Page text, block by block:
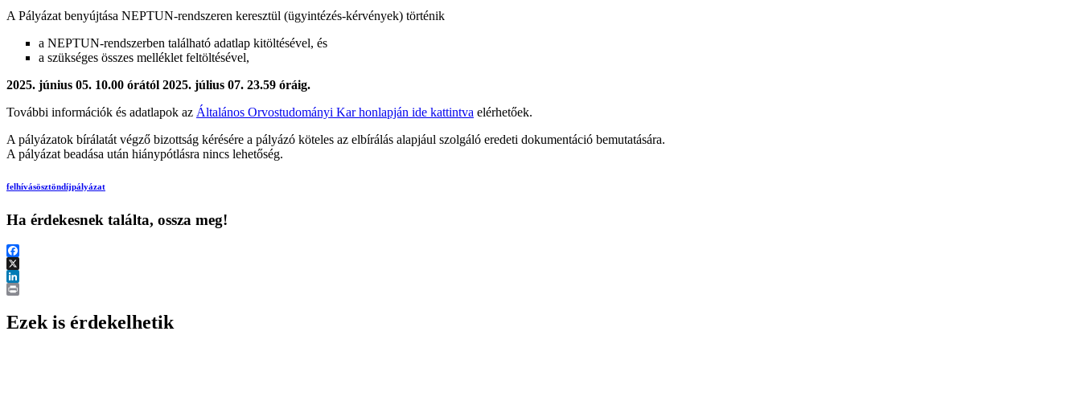
A Pályázat benyújtása NEPTUN-rendszeren keresztül (ügyintézés-kérvények) történik
a NEPTUN-rendszerben található adatlap kitöltésével, és
a szükséges összes melléklet feltöltésével,
2025. június 05. 10.00 órától 2025. július 07. 23.59 óráig.
További információk és adatlapok az Általános Orvostudományi Kar honlapján ide kattintva elérhetőek.
A pályázatok bírálatát végző bizottság kérésére a pályázó köteles az elbírálás alapjául szolgáló eredeti dokumentáció bemutatására.
A pályázat beadása után hiánypótlásra nincs lehetőség.
felhívásösztöndíjpályázat
Ha érdekesnek találta, ossza meg!
Facebook
X
LinkedIn
Ezek is érdekelhetik